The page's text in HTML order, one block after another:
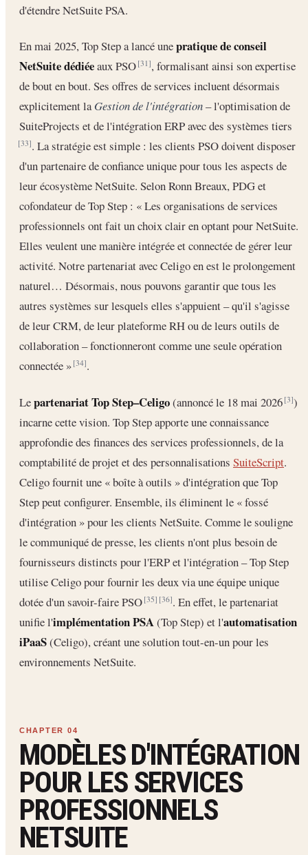
d'étendre NetSuite PSA.
En mai 2025, Top Step a lancé unepratique de conseil
NetSuite dédiéeaux PSO[31], formalisant ainsi son expertise
de bout en bout. Ses offres de services incluent désormais
explicitement laGestion de l'intégration– l'optimisation de
SuiteProjects et de l'intégration ERP avec des systèmes tiers
[33]. La stratégie est simple : les clients PSO doivent disposer
d'un partenaire de confiance unique pour tous les aspects de
leur écosystème NetSuite. Selon Ronn Breaux, PDG et
cofondateur de Top Step : « Les organisations de services
professionnels ont fait un choix clair en optant pour NetSuite.
Elles veulent une manière intégrée et connectée de gérer leur
activité. Notre partenariat avec Celigo en est le prolongement
naturel… Désormais, nous pouvons garantir que tous les
autres systèmes sur lesquels elles s'appuient – qu'il s'agisse
de leur CRM, de leur plateforme RH ou de leurs outils de
collaboration – fonctionneront comme une seule opération
connectée »[34].
Lepartenariat Top Step–Celigo(annoncé le 18 mai 2026[3])
incarne cette vision. Top Step apporte une connaissance
approfondie des finances des services professionnels, de la
comptabilité de projet et des personnalisations SuiteScript.
Celigo fournit une « boîte à outils » d'intégration que Top
Step peut configurer. Ensemble, ils éliminent le « fossé
d'intégration » pour les clients NetSuite. Comme le souligne
le communiqué de presse, les clients n'ont plus besoin de
fournisseurs distincts pour l'ERP et l'intégration – Top Step
utilise Celigo pour fournir les deux via une équipe unique
dotée d'un savoir-faire PSO[35] [36]. En effet, le partenariat
unifie l'implémentation PSA(Top Step) et l'automatisation
iPaaS(Celigo), créant une solution tout-en-un pour les
environnements NetSuite.
MODÈLES D'INTÉGRATION
POUR LES SERVICES
PROFESSIONNELS
NETSUITE